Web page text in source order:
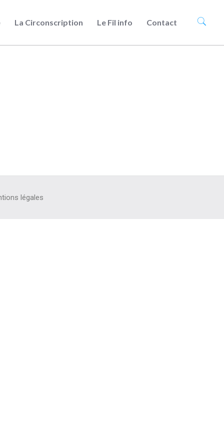
La Circonscription Le Fil info Contact
légales